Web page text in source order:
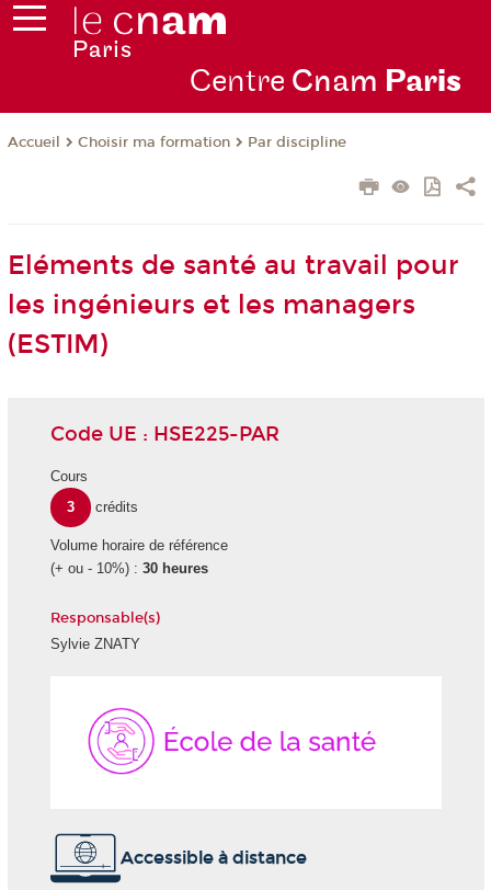
Centre Cnam Paris
Accueil Choisir ma formation Par discipline
Eléments de santé au travail pour
les ingénieurs et les managers
(ESTIM)
Code UE : HSE225-PAR
Cours
3
crédits
Volume horaire de référence
(+ ou - 10%) : 30 heures
Responsable(s)
Sylvie ZNATY
Accessible à distance